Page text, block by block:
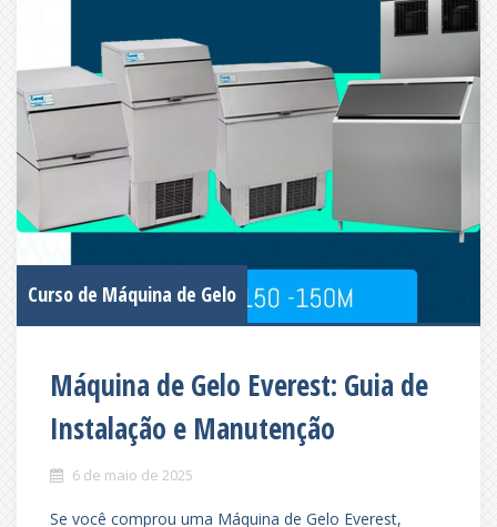
Curso de Máquina de Gelo
Máquina de Gelo Everest: Guia de
Instalação e Manutenção
6 de maio de 2025
Se você comprou uma Máquina de Gelo Everest,